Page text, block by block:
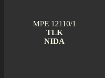
MPE 12110/1
TLK
NIDA